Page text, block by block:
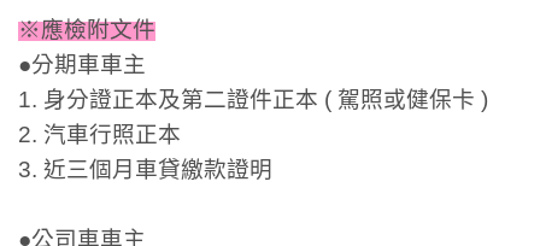
※應檢附文件
●分期車車主
1. 身分證正本及第二證件正本 ( 駕照或健保卡 )
2. 汽車行照正本
3. 近三個月車貸繳款證明
●公司車車主